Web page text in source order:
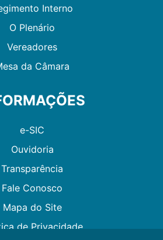
Interno
O Plenário
Vereadores
da Câmara
e-SIC
Ouvidoria
Transparência
Fale Conosco
Mapa do Site
de Privacidade